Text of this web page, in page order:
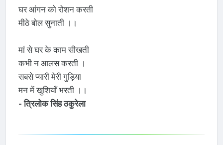
घर आंगन को रोशन करती
मीठे बोल सुनाती ।।
मां से घर के काम सीखती
कभी न आलस करती ।
सबसे प्यारी मेरी गुड़िया
मन में खुशियाँ भरती ।।
- त्रिलोक सिंह ठकुरेला